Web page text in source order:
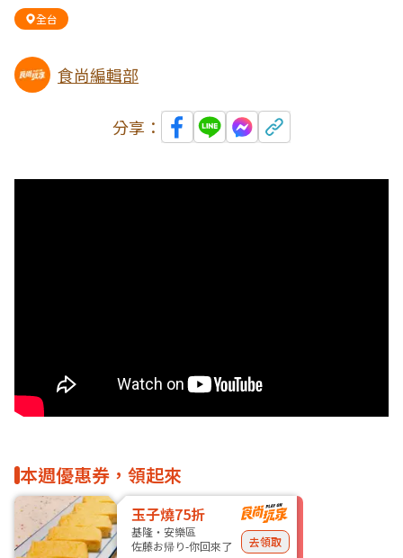
全台
食尚編輯部
分享：
本週優惠券，領起來
玉子燒75折
基隆・安樂區
佐藤お帰り-你回來了
去領取